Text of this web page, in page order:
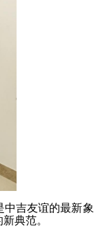
中吉友谊的最新象
典范。